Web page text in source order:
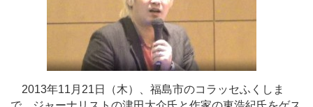
2013年11月21日（木）、福島市のコラッセふくしま